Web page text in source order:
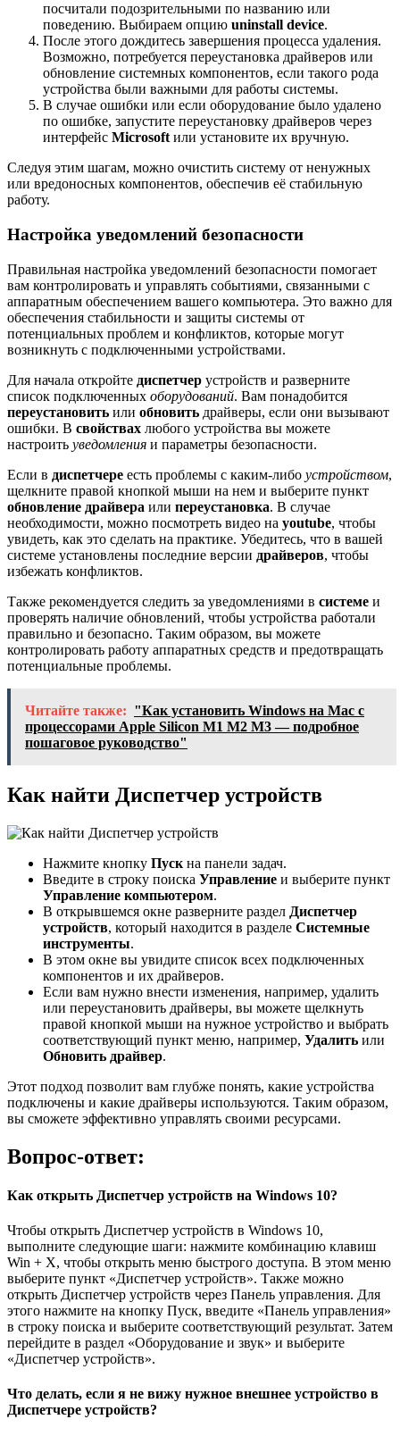
посчитали подозрительными по названию или
поведению. Выбираем опцию uninstall device.
После этого дождитесь завершения процесса удаления.
Возможно, потребуется переустановка драйверов или
обновление системных компонентов, если такого рода
устройства были важными для работы системы.
В случае ошибки или если оборудование было удалено
по ошибке, запустите переустановку драйверов через
интерфейс Microsoft или установите их вручную.
Следуя этим шагам, можно очистить систему от ненужных
или вредоносных компонентов, обеспечив её стабильную
работу.
Настройка уведомлений безопасности
Правильная настройка уведомлений безопасности помогает
вам контролировать и управлять событиями, связанными с
аппаратным обеспечением вашего компьютера. Это важно для
обеспечения стабильности и защиты системы от
потенциальных проблем и конфликтов, которые могут
возникнуть с подключенными устройствами.
Для начала откройте диспетчер устройств и разверните
список подключенных оборудований. Вам понадобится
переустановить или обновить драйверы, если они вызывают
ошибки. В свойствах любого устройства вы можете
настроить уведомления и параметры безопасности.
Если в диспетчере есть проблемы с каким-либо устройством,
щелкните правой кнопкой мыши на нем и выберите пункт
обновление драйвера или переустановка. В случае
необходимости, можно посмотреть видео на youtube, чтобы
увидеть, как это сделать на практике. Убедитесь, что в вашей
системе установлены последние версии драйверов, чтобы
избежать конфликтов.
Также рекомендуется следить за уведомлениями в системе и
проверять наличие обновлений, чтобы устройства работали
правильно и безопасно. Таким образом, вы можете
контролировать работу аппаратных средств и предотвращать
потенциальные проблемы.
Читайте также: "Как установить Windows на Mac с
процессорами Apple Silicon M1 M2 M3 — подробное
пошаговое руководство"
Как найти Диспетчер устройств
Нажмите кнопку Пуск на панели задач.
Введите в строку поиска Управление и выберите пункт
Управление компьютером.
В открывшемся окне разверните раздел Диспетчер
устройств, который находится в разделе Системные
инструменты.
В этом окне вы увидите список всех подключенных
компонентов и их драйверов.
Если вам нужно внести изменения, например, удалить
или переустановить драйверы, вы можете щелкнуть
правой кнопкой мыши на нужное устройство и выбрать
соответствующий пункт меню, например, Удалить или
Обновить драйвер.
Этот подход позволит вам глубже понять, какие устройства
подключены и какие драйверы используются. Таким образом,
вы сможете эффективно управлять своими ресурсами.
Вопрос-ответ:
Как открыть Диспетчер устройств на Windows 10?
Чтобы открыть Диспетчер устройств в Windows 10,
выполните следующие шаги: нажмите комбинацию клавиш
Win + X, чтобы открыть меню быстрого доступа. В этом меню
выберите пункт «Диспетчер устройств». Также можно
открыть Диспетчер устройств через Панель управления. Для
этого нажмите на кнопку Пуск, введите «Панель управления»
в строку поиска и выберите соответствующий результат. Затем
перейдите в раздел «Оборудование и звук» и выберите
«Диспетчер устройств».
Что делать, если я не вижу нужное внешнее устройство в
Диспетчере устройств?